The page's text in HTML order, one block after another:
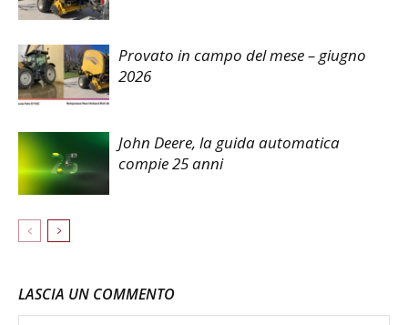
Provato in campo del mese – giugno
2026
John Deere, la guida automatica
compie 25 anni
LASCIA UN COMMENTO